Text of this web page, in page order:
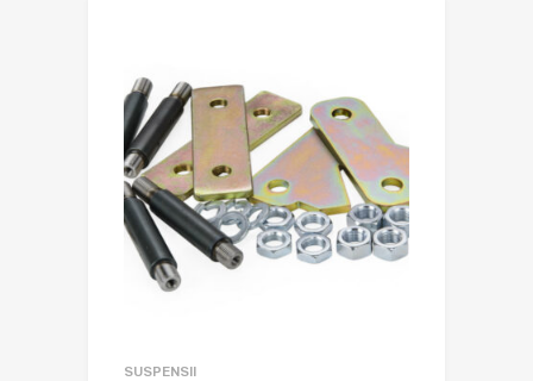
SUSPENSII